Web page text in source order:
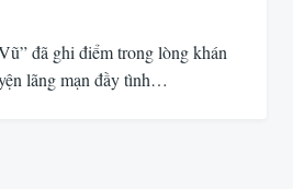
đã ghi điểm trong lòng khán
lãng mạn đầy tình…